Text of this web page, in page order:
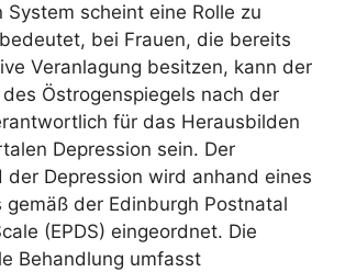
System scheint eine Rolle zu
bei Frauen, die bereits
Veranlagung besitzen, kann der
Östrogenspiegels nach der
für das Herausbilden
Depression sein. Der
der Depression wird anhand eines
gemäß der Edinburgh Postnatal
(EPDS) eingeordnet. Die
Behandlung umfasst